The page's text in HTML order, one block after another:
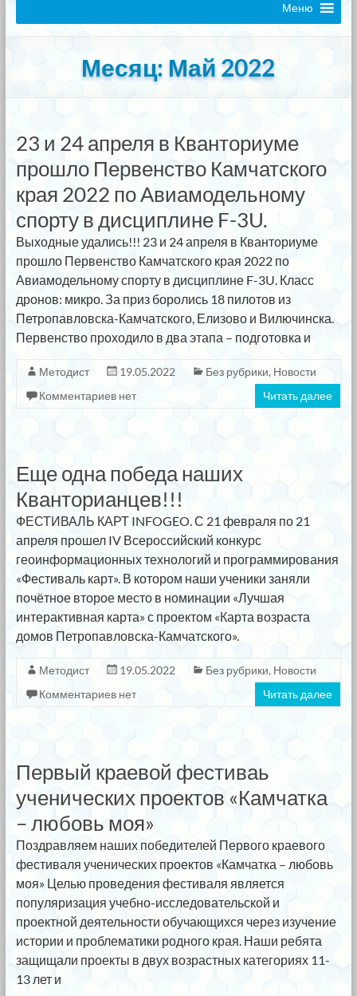
Меню
Месяц:Май 2022
23 и 24 апреля в Кванториуме
прошло Первенство Камчатского
края 2022 по Авиамодельному
спорту в дисциплине F-3U.
Выходные удались!!! 23 и 24 апреля в Кванториуме
прошло Первенство Камчатского края 2022 по
Авиамодельному спорту в дисциплине F-3U. Класс
дронов: микро. За приз боролись 18 пилотов из
Петропавловска-Камчатского, Елизово и Вилючинска.
Первенство проходило в два этапа – подготовка и
Методист 19.05.2022 Без рубрики, Новости
Комментариев нет
Читать далее
Еще одна победа наших
Кванторианцев!!!
ФЕСТИВАЛЬ КАРТ INFOGEO. С 21 февраля по 21
апреля прошел IV Всероссийский конкурс
геоинформационных технологий и программирования
«Фестиваль карт». В котором наши ученики заняли
почётное второе место в номинации «Лучшая
интерактивная карта» с проектом «Карта возраста
домов Петропавловска-Камчатского».
Методист 19.05.2022 Без рубрики, Новости
Комментариев нет
Читать далее
Первый краевой фестиваь
ученических проектов «Камчатка
– любовь моя»
Поздравляем наших победителей Первого краевого
фестиваля ученических проектов «Камчатка – любовь
моя» Целью проведения фестиваля является
популяризация учебно-исследовательской и
проектной деятельности обучающихся через изучение
истории и проблематики родного края. Наши ребята
защищали проекты в двух возрастных категориях 11-
13 лет и